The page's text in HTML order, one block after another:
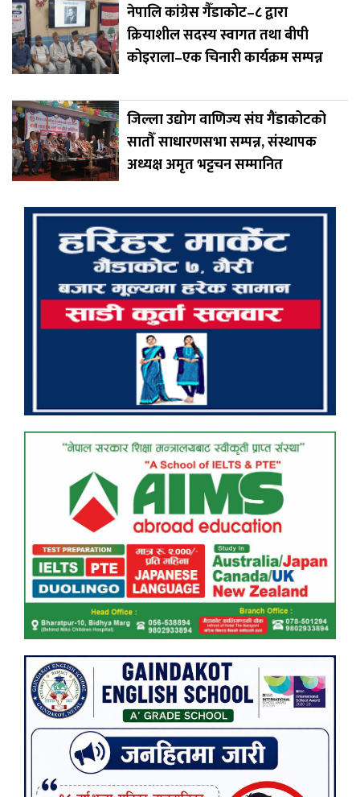
नेपालि कांग्रेस गैँडाकोट–८ द्वारा
क्रियाशील सदस्य स्वागत तथा बीपी
कोइराला–एक चिनारी कार्यक्रम सम्पन्न
जिल्ला उद्योग वाणिज्य संघ गैंडाकोटको
सातौँ साधारणसभा सम्पन्न, संस्थापक
अध्यक्ष अमृत भट्टचन सम्मानित